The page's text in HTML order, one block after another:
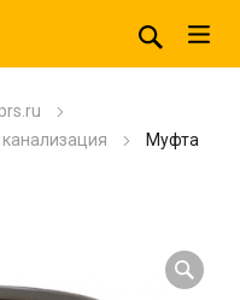
Муфта